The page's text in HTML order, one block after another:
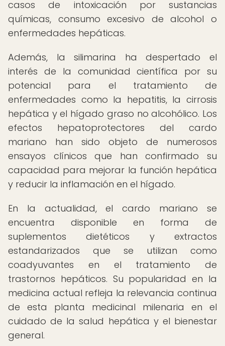
casos de intoxicación por sustancias
químicas, consumo excesivo de alcohol o
enfermedades hepáticas.
Además, la silimarina ha despertado el
interés de la comunidad científica por su
potencial para el tratamiento de
enfermedades como la hepatitis, la cirrosis
hepática y el hígado graso no alcohólico. Los
efectos hepatoprotectores del cardo
mariano han sido objeto de numerosos
ensayos clínicos que han confirmado su
capacidad para mejorar la función hepática
y reducir la inflamación en el hígado.
En la actualidad, el cardo mariano se
encuentra disponible en forma de
suplementos dietéticos y extractos
estandarizados que se utilizan como
coadyuvantes en el tratamiento de
trastornos hepáticos. Su popularidad en la
medicina actual refleja la relevancia continua
de esta planta medicinal milenaria en el
cuidado de la salud hepática y el bienestar
general.